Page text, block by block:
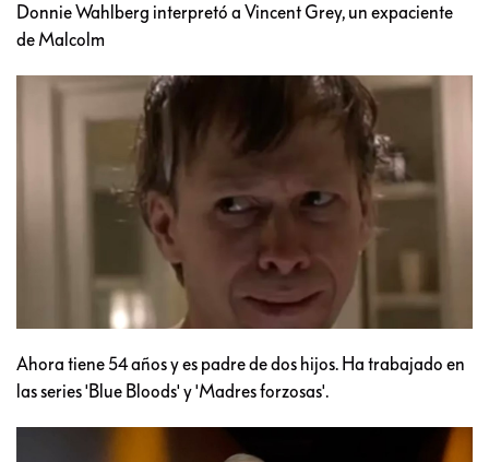
Donnie Wahlberg interpretó a Vincent Grey, un expaciente
de Malcolm
Ahora tiene 54 años y es padre de dos hijos. Ha trabajado en
las series 'Blue Bloods' y 'Madres forzosas'.